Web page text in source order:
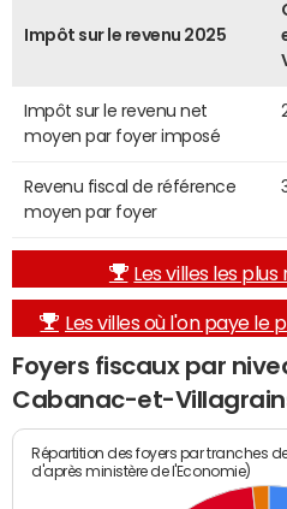
Impôt sur le revenu 2025
Impôt sur le revenu net
moyen par foyer imposé
Revenu fiscal de référence
moyen par foyer
Les villes les
Les villes où l'on paye le
Foyers fiscaux par
Cabanac-et-
Répartition des foyers par tranches
d'après ministère de l'Economie)